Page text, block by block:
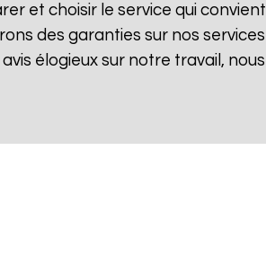
et choisir le service qui convient
des garanties sur nos services
élogieux sur notre travail, nous